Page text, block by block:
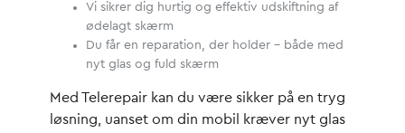
Vi sikrer dig hurtig og effektiv udskiftning af
ødelagt skærm
Du får en reparation, der holder – både med
nyt glas og fuld skærm
Med Telerepair kan du være sikker på en tryg
løsning, uanset om din mobil kræver nyt glas